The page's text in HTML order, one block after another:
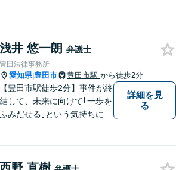
のお困りごとを迅速に解決い
たします。
浅井 悠一朗 弁護士
豊田法律事務所
愛知県|豊田市 豊田市駅 から徒歩2分
【豊田市駅徒歩2分】事件が終
結して、未来に向けて｢一歩を
ふみだせる｣という気持ちに向
のご不安はご相談ください。
詳細を見
る